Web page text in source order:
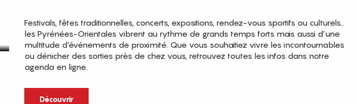
Festivals, fêtes traditionnelles, concerts, expositions, rendez-vous sportifs ou culturels…
les Pyrénées-Orientales vibrent au rythme de grands temps forts mais aussi d’une
multitude d’événements de proximité. Que vous souhaitiez vivre les incontournables
ou dénicher des sorties près de chez vous, retrouvez toutes les infos dans notre
agenda en ligne.
Découvrir